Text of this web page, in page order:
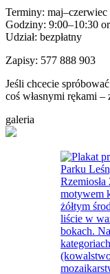
Terminy:
Godziny: 9:00–10:30
Udział: bezpłatny
Zapisy: 577 888 903
Jeśli chcecie
coś własnymi rękami –
galeria